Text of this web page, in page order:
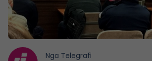
Nga Telegrafi